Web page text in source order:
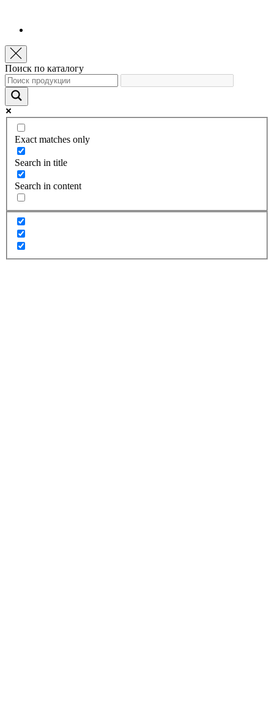
Поиск по каталогу
Exact matches only
Search in title
Search in content